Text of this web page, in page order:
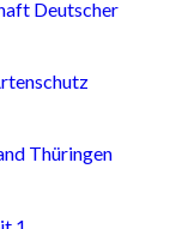
Deutscher
Thüringen